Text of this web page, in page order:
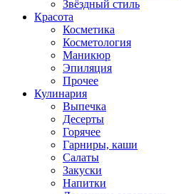
Звёздный стиль
Красота
Косметика
Косметология
Маникюр
Эпиляция
Прочее
Кулинария
Выпечка
Десерты
Горячее
Гарниры, каши
Салаты
Закуски
Напитки